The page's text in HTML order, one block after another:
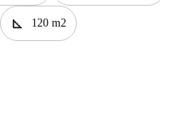
square_foot 120 m2